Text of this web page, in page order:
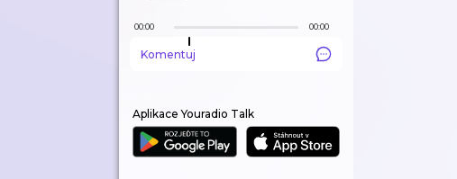
00:00 00:00
Komentuj
Aplikace Youradio Talk